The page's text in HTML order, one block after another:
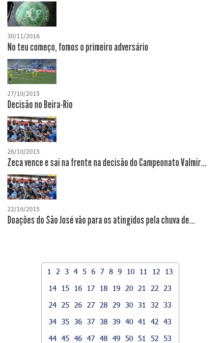
30/11/2016
No teu começo, fomos o primeiro adversário
27/10/2015
Decisão no Beira-Rio
26/10/2015
Zeca vence e sai na frente na decisão do Campeonato Valmir...
22/10/2015
Doações do São José vão para os atingidos pela chuva de...
1 2 3 4 5 6 7 8 9 10 11 12
13
14
15 16 17 18 19 20 21 22
23
24
25 26 27 28 29 30 31 32
33
34 35 36 37 38 39 40 41 42
43
44 45 46 47 48 49 50 51 52
53